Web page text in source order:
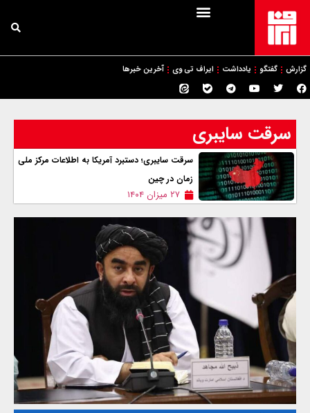
گزارش گفتگو یادداشت ایراف تی وی آخرین خبرها
سرقت سایبری
سرقت سایبری؛ دستبرد آمریکا به اطلاعات مرکز ملی
زمان در چین
۲۷ میزان ۱۴۰۴